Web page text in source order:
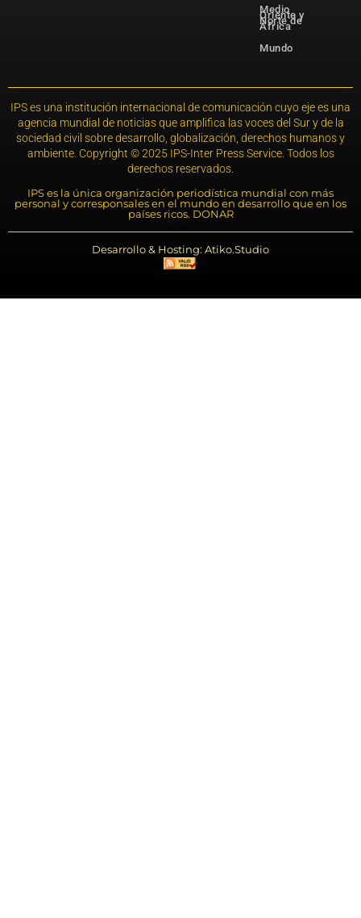
Medio
Oriente y
Norte de
África
Mundo
IPS es una institución internacional de comunicación cuyo eje es una
agencia mundial de noticias que amplifica las voces del Sur y de la
sociedad civil sobre desarrollo, globalización, derechos humanos y
ambiente. Copyright © 2025 IPS-Inter Press Service. Todos los
derechos reservados.
IPS es la única organización periodística mundial con más
personal y corresponsales en el mundo en desarrollo que en los
países ricos. DONAR
Desarrollo & Hosting: Atiko.Studio